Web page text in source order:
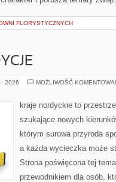
FLORYSTYCZNYCH
2026 MOŻLIWOŚĆ
kraje nordyckie to
szukające nowych
którym surowa przyroda
a każda wycieczka może
Strona poświęcona tej
przewodnikiem dla osób,